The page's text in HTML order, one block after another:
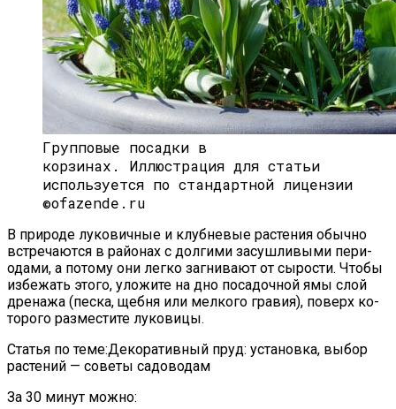
Групповые посадки в
корзинах. Иллюстрация для статьи
используется по стандартной лицензии
©ofazende.ru
В при­роде лу­кович­ные и клуб­не­вые рас­те­ния обыч­но
встре­ча­ют­ся в рай­онах с дол­ги­ми за­суш­ли­выми пе­ри­
ода­ми, а по­тому они лег­ко заг­ни­ва­ют от сы­рос­ти. Что­бы
из­бе­жать это­го, уло­жите на дно по­садоч­ной ямы слой
дре­нажа (пес­ка, щеб­ня или мел­ко­го гра­вия), по­верх ко­
торо­го раз­мести­те лу­кови­цы.
Статья по теме:Декоративный пруд: установка, выбор
растений — советы садоводам
За 30 минут можно: